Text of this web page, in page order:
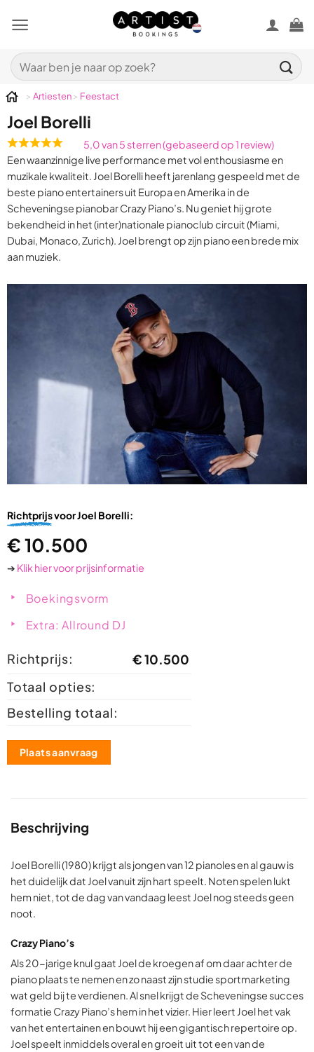
naar
Zoeken
naar:
> Artiesten> Feestact
Joel Borelli
Rated
5,0
out
of
5
5,0 van 5 sterren (gebaseerd op 1 review)
Een waanzinnige live performance met vol enthousiasme en
muzikale kwaliteit. Joel Borelli heeft jarenlang gespeeld met de
beste piano entertainers uit Europa en Amerika in de
Scheveningse pianobar Crazy Piano’s. Nu geniet hij grote
bekendheid in het (inter)nationale pianoclub circuit (Miami,
Dubai, Monaco, Zurich). Joel brengt op zijn piano een brede mix
aan muziek.
Richtprijsvoor Joel Borelli:
€10.500
➔ Klik hier voor prijsinformatie
Boekingsvorm
Extra: Allround DJ
Richtprijs: €10.500
Totaal opties:
Bestelling totaal:
Plaats aanvraag
Beschrijving
Joel Borelli (1980) krijgt als jongen van 12 pianoles en al gauw is
het duidelijk dat Joel vanuit zijn hart speelt. Noten spelen lukt
hem niet, tot de dag van vandaag leest Joel nog steeds geen
noot.
Crazy Piano’s
Als 20-jarige knul gaat Joel de kroegen af om daar achter de
piano plaats te nemen en zo naast zijn studie sportmarketing
wat geld bij te verdienen. Al snel krijgt de Scheveningse succes
formatie Crazy Piano’s hem in het vizier. Hier leert Joel het vak
van het entertainen en bouwt hij een gigantisch repertoire op.
Joel speelt inmiddels overal en groeit uit tot een van de